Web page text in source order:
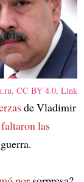
,CC BY 4.0,Link
de Vladimir
las